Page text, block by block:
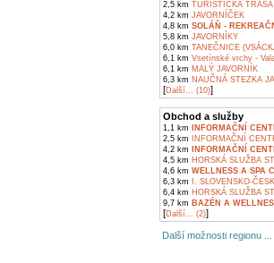
2,5 km TURISTICKÁ
4,2 km JAVORNÍČEK
4,8 km SOLÁŇ -
5,8 km JAVORNÍKY
6,0 km TANEČNICE
6,1 km Vsetínské vrchy -
6,1 km MALÝ JAVORNÍK
6,3 km NAUČNÁ STEZKA
[Další... (10)]
Obchod a služby
1,1 km
INFORMAČNÍ
2,5 km INFORMAČNÍ
4,2 km
INFORMAČNÍ
4,5 km HORSKÁ SLUŽBA
4,6 km WELLNESS A SPA
6,3 km I. SLOVENSKO-
6,4 km HORSKÁ SLUŽBA
9,7 km BAZÉN A
[Další... (2)]
Další možnosti regionu ...